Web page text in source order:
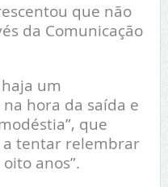
que não
da Comunicação
um
hora da saída e
que
a tentar relembrar
anos”.